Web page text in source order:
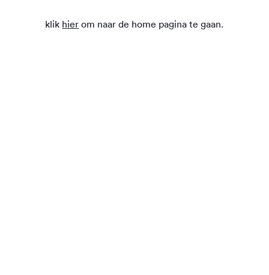
klik hier om naar de home pagina te gaan.